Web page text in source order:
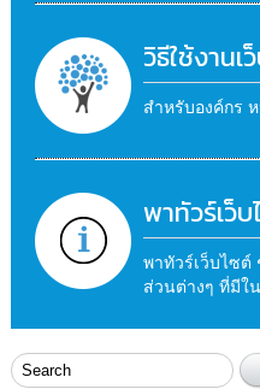
วิธีใช้งานเ
สำหรับองค์กร
พาทัวร์เว็
พาทัวร์เว็บไซต์
ส่วนต่างๆ ที่มีใ